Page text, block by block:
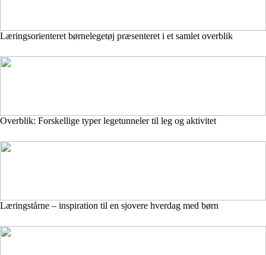
Læringsorienteret børnelegetøj præsenteret i et samlet overblik
Overblik: Forskellige typer legetunneler til leg og aktivitet
Læringstårne – inspiration til en sjovere hverdag med børn